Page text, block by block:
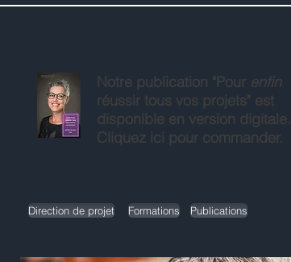
Notre publication "Pour enfin
réussir tous vos projets" est
disponible en version digitale.
Cliquez ici pour commander.
Direction de projet Formations Publications